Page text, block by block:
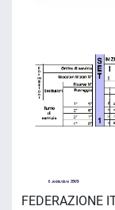
FEDERAZIONE